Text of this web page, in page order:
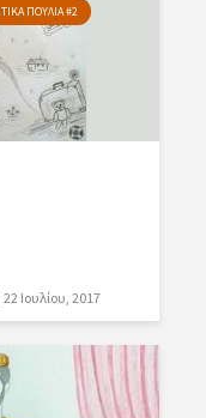
ΠΟΥΛΙΑ #2
22 Ιουλίου, 2017